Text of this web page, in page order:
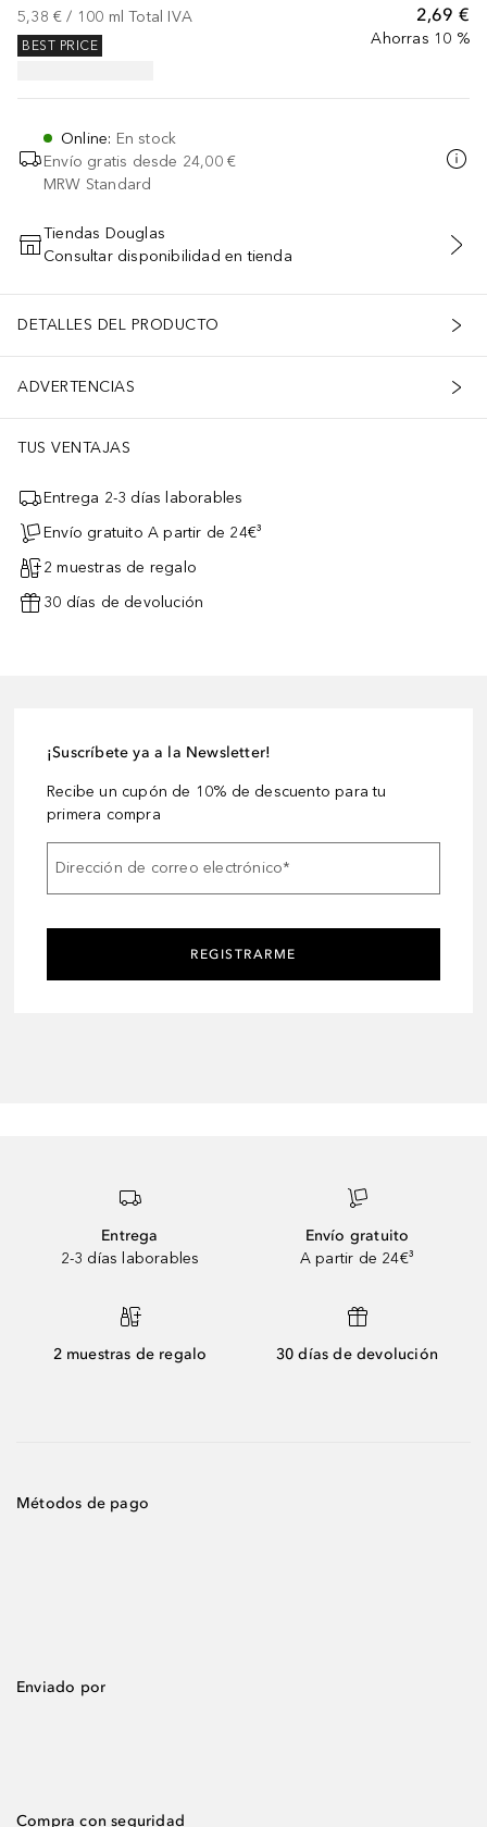
2,69 €
Ahorras 10 %
5,38 € / 100 ml Total IVA
BEST PRICE
Online: En stock
Envío gratis desde 24,00 €
MRW Standard
AÑADIR AL CARRITO
Tiendas Douglas
Consultar disponibilidad en tienda
DETALLES DEL PRODUCTO
ADVERTENCIAS
TUS VENTAJAS
Entrega 2-3 días laborables
Envío gratuito A partir de 24€³
2 muestras de regalo
30 días de devolución
¡Suscríbete ya a la Newsletter!
Recibe un cupón de 10% de descuento para tu
primera compra
Dirección de correo electrónico*
REGISTRARME
Entrega
2-3 días laborables
Envío gratuito
A partir de 24€³
2 muestras de regalo 30 días de devolución
Métodos de pago
Enviado por
Compra con seguridad